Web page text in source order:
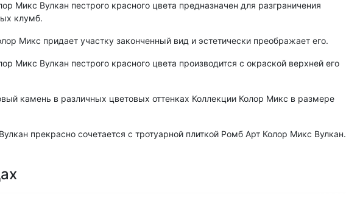
Микс Вулкан пестрого красного цвета предназначен для разграничения
клумб.
Микс придает участку законченный вид и эстетически преображает его.
Микс Вулкан пестрого красного цвета производится с окраской верхней его
камень в различных цветовых оттенках Коллекции Колор Микс в размере
прекрасно сочетается с тротуарной плиткой Ромб Арт Колор Микс Вулкан.